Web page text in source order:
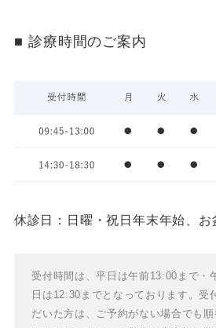
診療時間のご案内
休診日：日曜・祝日 年末年始、お
受付時間は、平日は午前13:00まで・
日は12:30までとなっております。受
だいた方は、ご予約がない場合でも